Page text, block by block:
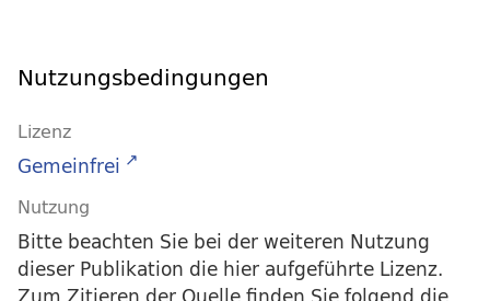
Nutzungsbedingungen
Lizenz
Gemeinfrei
Nutzung
Bitte beachten Sie bei der weiteren Nutzung
dieser Publikation die hier aufgeführte Lizenz.